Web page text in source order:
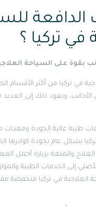
الدافعة
في تركيا ؟
بقوة على السياحة
في تركيا من أكثر الأقسام
الأجانب، ويعود ذلك إلى
بشكل عام بجودة كوادرها
العلاجية في تركيا منخفضة